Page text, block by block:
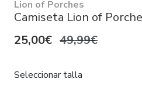
Lion of Porches
Camiseta Lion of
25,00€ 49,99€
Seleccionar talla